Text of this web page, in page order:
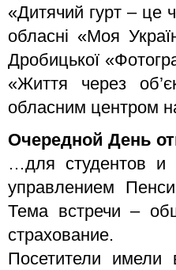
«Дитячий гурт – це
обласні «Моя
Дробицької
«Життя через
обласним центром
Очередной День
…для студентов и
управлением
Тема встречи –
страхование.
Посетители имели